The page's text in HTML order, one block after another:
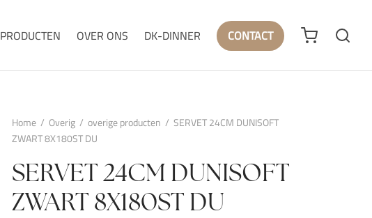
PRODUCTEN OVER ONS DK-DINNER CONTACT
Home / Overig / overige producten / SERVET 24CM DUNISOFT
ZWART 8X180ST DU
SERVET 24CM DUNISOFT
ZWART 8X180ST DU